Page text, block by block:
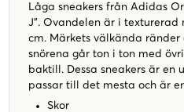
Låga sneakers från Adidas
J". Ovandelen är i texturerad
cm. Märkets välkända
snörena går ton i ton med
baktill. Dessa sneakers är en
passar till det mesta och är
Skor